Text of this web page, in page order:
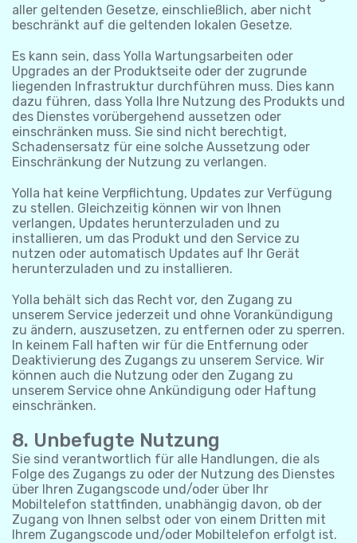
aller geltenden Gesetze, einschließlich, aber nicht
beschränkt auf die geltenden lokalen Gesetze.
Es kann sein, dass Yolla Wartungsarbeiten oder
Upgrades an der Produktseite oder der zugrunde
liegenden Infrastruktur durchführen muss. Dies kann
dazu führen, dass Yolla Ihre Nutzung des Produkts und
des Dienstes vorübergehend aussetzen oder
einschränken muss. Sie sind nicht berechtigt,
Schadensersatz für eine solche Aussetzung oder
Einschränkung der Nutzung zu verlangen.
Yolla hat keine Verpflichtung, Updates zur Verfügung
zu stellen. Gleichzeitig können wir von Ihnen
verlangen, Updates herunterzuladen und zu
installieren, um das Produkt und den Service zu
nutzen oder automatisch Updates auf Ihr Gerät
herunterzuladen und zu installieren.
Yolla behält sich das Recht vor, den Zugang zu
unserem Service jederzeit und ohne Vorankündigung
zu ändern, auszusetzen, zu entfernen oder zu sperren.
In keinem Fall haften wir für die Entfernung oder
Deaktivierung des Zugangs zu unserem Service. Wir
können auch die Nutzung oder den Zugang zu
unserem Service ohne Ankündigung oder Haftung
einschränken.
8. Unbefugte Nutzung
Sie sind verantwortlich für alle Handlungen, die als
Folge des Zugangs zu oder der Nutzung des Dienstes
über Ihren Zugangscode und/oder über Ihr
Mobiltelefon stattfinden, unabhängig davon, ob der
Zugang von Ihnen selbst oder von einem Dritten mit
Ihrem Zugangscode und/oder Mobiltelefon erfolgt ist.